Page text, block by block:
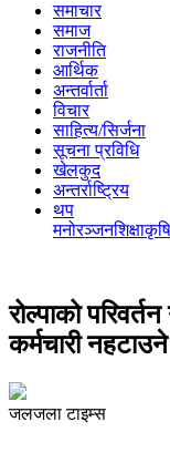
समाचार
समाज
राजनीति
आर्थिक
अन्तर्वार्ता
विचार
साहित्य/सिर्जना
सूचना प्रविधि
खेलकुद
अन्तर्राष्ट्रिय
थप
मनोरञ्‍जनशिक्षाकृषि
रोल्पाको
कर्मचारी नहटाउने
जलजला टाइम्स